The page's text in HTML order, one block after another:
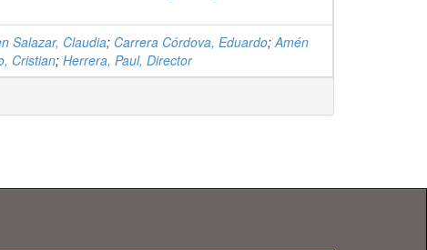
Salazar, Claudia; Carrera Córdova, Eduardo;Amén
Cristian; Herrera, Paul, Director